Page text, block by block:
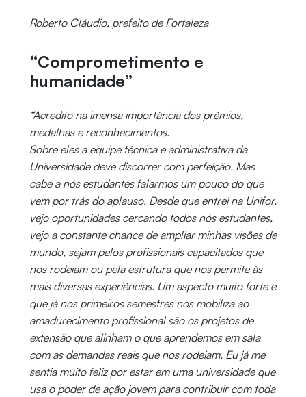
Roberto Cláudio, prefeito de Fortaleza
“Comprometimento e
humanidade”
“Acredito na imensa importância dos prêmios,
medalhas e reconhecimentos.
Sobre eles a equipe técnica e administrativa da
Universidade deve discorrer com perfeição. Mas
cabe a nós estudantes falarmos um pouco do que
vem por trás do aplauso. Desde que entrei na Unifor,
vejo oportunidades cercando todos nós estudantes,
vejo a constante chance de ampliar minhas visões de
mundo, sejam pelos profissionais capacitados que
nos rodeiam ou pela estrutura que nos permite às
mais diversas experiências. Um aspecto muito forte e
que já nos primeiros semestres nos mobiliza ao
amadurecimento profissional são os projetos de
extensão que alinham o que aprendemos em sala
com as demandas reais que nos rodeiam. Eu já me
sentia muito feliz por estar em uma universidade que
usa o poder de ação jovem para contribuir com toda